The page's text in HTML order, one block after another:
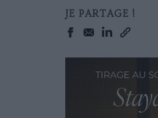
JE PARTAGE !